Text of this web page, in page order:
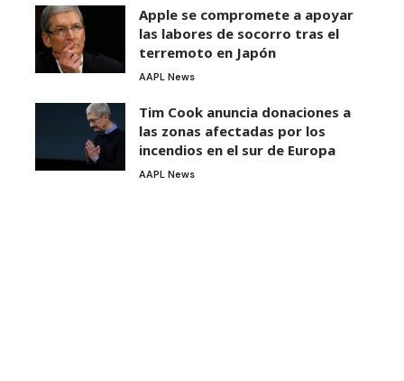
Apple se compromete a apoyar
las labores de socorro tras el
terremoto en Japón
AAPL News
Tim Cook anuncia donaciones a
las zonas afectadas por los
incendios en el sur de Europa
AAPL News